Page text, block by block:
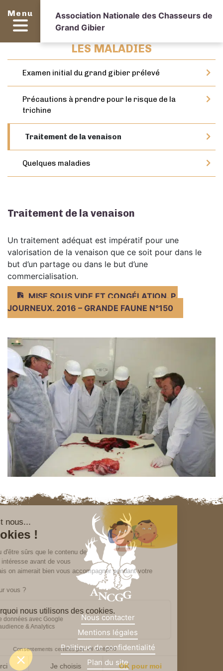
Menu
Association Nationale des Chasseurs de
Grand Gibier
LES MALADIES
Traitement de la venaison
Un traitement adéquat est impératif pour une
valorisation de la venaison que ce soit pour dans le
but d’un partage ou dans le but d’une
commercialisation.
MISE SOUS VIDE ET CONGÉLATION. P.
JOURNEUX. 2016 – GRANDE FAUNE N°150
Examen initial du grand gibier prélevé
Précautions à prendre pour le risque de la
trichine
Traitement de la venaison
Quelques maladies
Nous contacter
Mentions légales
Politique de confidentialité
Plan du site